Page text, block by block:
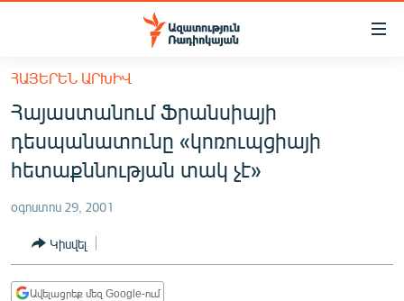
Մատչելիության
հիմնական
բովանդակությանը
Անցնել
հիմնական
մենյուին
ՀԱՅԱՍՏԱՆ
ՔԱՂԱՔԱԿԱՆ
ՀԱՍԱՐԱԿՈՒԹՅՈՒՆ
ՏՆՏԵՍՈՒԹՅՈՒՆ
ՀԱՅԵՐԵՆ ԱՐԽԻՎ
Հայաստանում Ֆրանսիայի
դեսպանատունը «կոռուպցիայի
հետաքննության տակ չէ»
օգոստոս 29, 2001
Կիսվել
Ավելացրեք մեզ Google-ում